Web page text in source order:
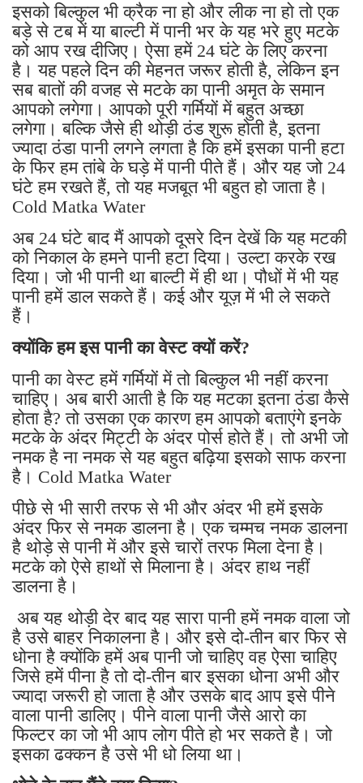
इसको बिल्कुल भी क्रैक ना हो और लीक ना हो तो एक
बड़े से टब में या बाल्टी में पानी भर के यह भरे हुए मटके
को आप रख दीजिए। ऐसा हमें 24 घंटे के लिए करना
है। यह पहले दिन की मेहनत जरूर होती है, लेकिन इन
सब बातों की वजह से मटके का पानी अमृत के समान
आपको लगेगा। आपको पूरी गर्मियों में बहुत अच्छा
लगेगा। बल्कि जैसे ही थोड़ी ठंड शुरू होती है, इतना
ज्यादा ठंडा पानी लगने लगता है कि हमें इसका पानी हटा
के फिर हम तांबे के घड़े में पानी पीते हैं। और यह जो 24
घंटे हम रखते हैं, तो यह मजबूत भी बहुत हो जाता है।
Cold Matka Water
अब 24 घंटे बाद मैं आपको दूसरे दिन देखें कि यह मटकी
को निकाल के हमने पानी हटा दिया। उल्टा करके रख
दिया। जो भी पानी था बाल्टी में ही था। पौधों में भी यह
पानी हमें डाल सकते हैं। कई और यूज़ में भी ले सकते
हैं।
क्योंकि हम इस पानी का वेस्ट क्यों करें?
पानी का वेस्ट हमें गर्मियों में तो बिल्कुल भी नहीं करना
चाहिए। अब बारी आती है कि यह मटका इतना ठंडा कैसे
होता है? तो उसका एक कारण हम आपको बताएंगे इनके
मटके के अंदर मिट्टी के अंदर पोर्स होते हैं। तो अभी जो
नमक है ना नमक से यह बहुत बढ़िया इसको साफ करना
है। Cold Matka Water
पीछे से भी सारी तरफ से भी और अंदर भी हमें इसके
अंदर फिर से नमक डालना है। एक चम्मच नमक डालना
है थोड़े से पानी में और इसे चारों तरफ मिला देना है।
मटके को ऐसे हाथों से मिलाना है। अंदर हाथ नहीं
डालना है।
अब यह थोड़ी देर बाद यह सारा पानी हमें नमक वाला जो
है उसे बाहर निकालना है। और इसे दो-तीन बार फिर से
धोना है क्योंकि हमें अब पानी जो चाहिए वह ऐसा चाहिए
जिसे हमें पीना है तो दो-तीन बार इसका धोना अभी और
ज्यादा जरूरी हो जाता है और उसके बाद आप इसे पीने
वाला पानी डालिए। पीने वाला पानी जैसे आरो का
फिल्टर का जो भी आप लोग पीते हो भर सकते है। जो
इसका ढक्कन है उसे भी धो लिया था।